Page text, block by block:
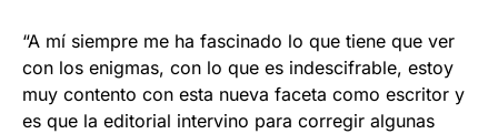
“A mí siempre me ha fascinado lo que tiene que ver
con los enigmas, con lo que es indescifrable, estoy
muy contento con esta nueva faceta como escritor y
es que la editorial intervino para corregir algunas